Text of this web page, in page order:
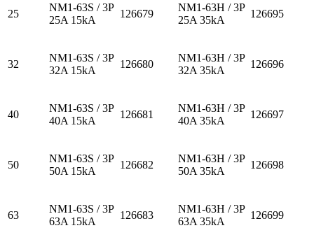
25
NM1-63S / 3P
25A 15kA
126679
NM1-63H / 3P
25A 35kA
126695
32
NM1-63S / 3P
32A 15kA
126680
NM1-63H / 3P
32A 35kA
126696
40
NM1-63S / 3P
40A 15kA
126681
NM1-63H / 3P
40A 35kA
126697
50
NM1-63S / 3P
50A 15kA
126682
NM1-63H / 3P
50A 35kA
126698
63
NM1-63S / 3P
63A 15kA
126683
NM1-63H / 3P
63A 35kA
126699